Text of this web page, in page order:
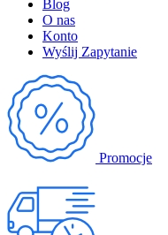
Blog
O nas
Konto
Wyślij Zapytanie
Promocje